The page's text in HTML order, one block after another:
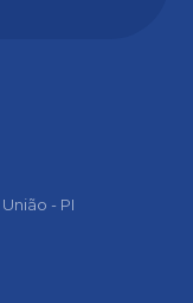
- PI